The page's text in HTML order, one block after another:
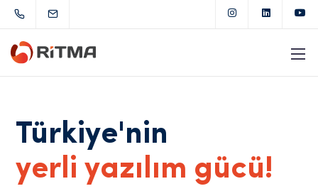
Türkiye'nin
yerli yazılım gücü!